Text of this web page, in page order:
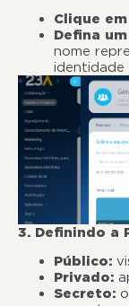
Clique
Defina
nome
identidade
3. Definindo a
Público:
Privado:
Secreto: